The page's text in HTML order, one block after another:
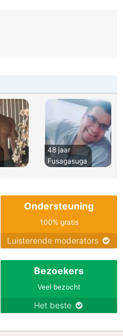
48 jaar
Fusagasuga
Ondersteuning
100% gratis
Luisterende moderators
Bezoekers
Veel bezocht
Het beste